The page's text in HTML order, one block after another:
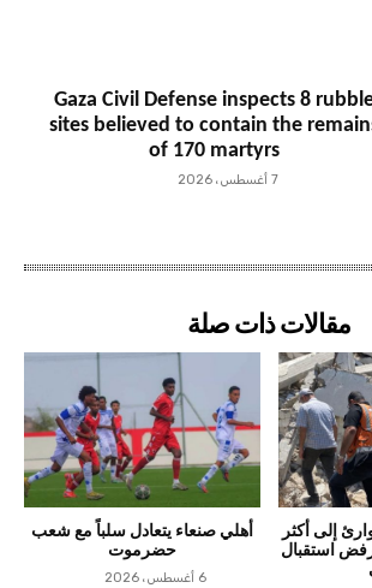
Gaza Civil Defense inspects 8
sites believed to contain the
of 170 martyrs
7 أغسطس، 2026
مقالات ذات صلة
إلى أكثر
ترفض استقبال
أهلي صنعاء يتعادل سلباً مع شعب
حضرموت
6 أغسطس، 2026